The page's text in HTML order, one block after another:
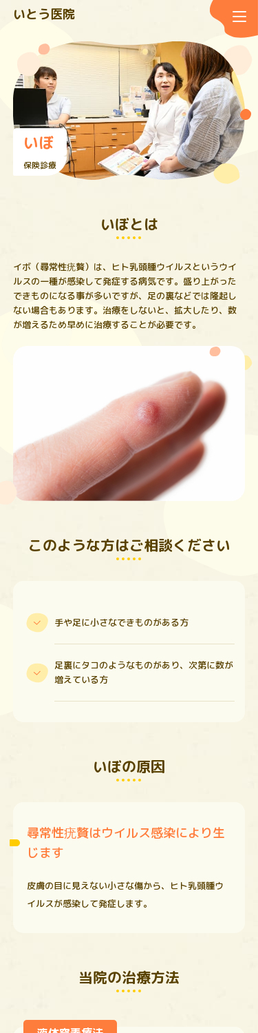
いとう医院
いぼ
保険診療
いぼとは
イボ（尋常性疣贅）は、ヒト乳頭腫ウイルスというウイ
ルスの一種が感染して発症する病気です。盛り上がった
できものになる事が多いですが、足の裏などでは隆起し
ない場合もあります。治療をしないと、拡大したり、数
が増えるため早めに治療することが必要です。
このような方はご相談ください
手や足に小さなできものがある方
足裏にタコのようなものがあり、次第に数が
増えている方
いぼの原因
尋常性疣贅はウイルス感染により生
じます
皮膚の目に見えない小さな傷から、ヒト乳頭腫ウ
イルスが感染して発症します。
当院の治療方法